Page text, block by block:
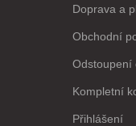
Doprava a
Obchodní
Odstoupení
Kompletní
Přihlášení